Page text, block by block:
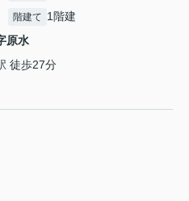
階建て 1階建
原水
徒歩27分